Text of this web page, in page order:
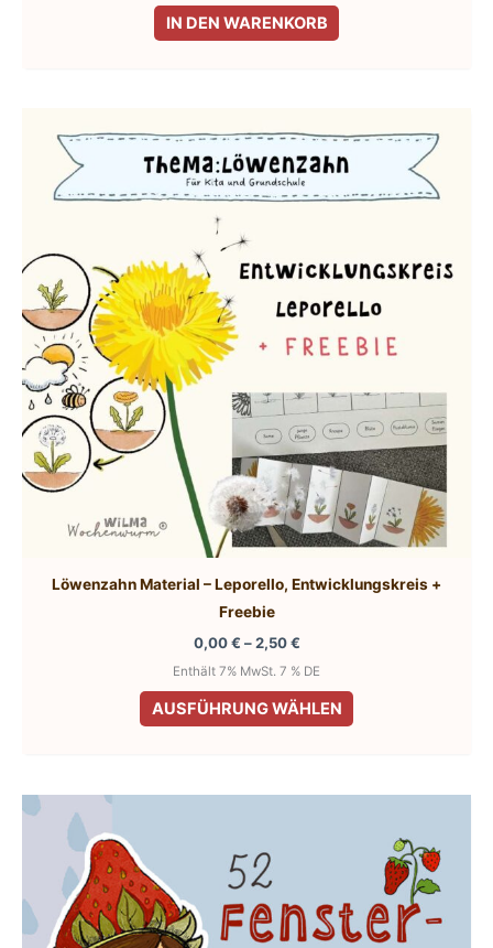
IN DEN WARENKORB
Löwenzahn Material – Leporello, Entwicklungskreis +
Freebie
0,00€ –2,50€Preisspanne:
bis
Enthält 7% MwSt. 7 % DE
AUSFÜHRUNG WÄHLEN
Dieses
Produkt
Optionen
können